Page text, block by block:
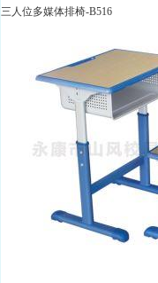
三人位多媒体排椅-B516